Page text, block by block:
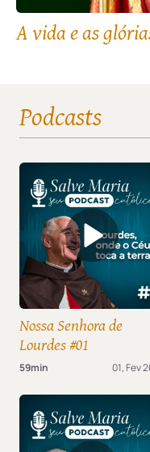
A vida e as
Podcasts
Nossa Senhora de
Lourdes #01
59min 01, Fev